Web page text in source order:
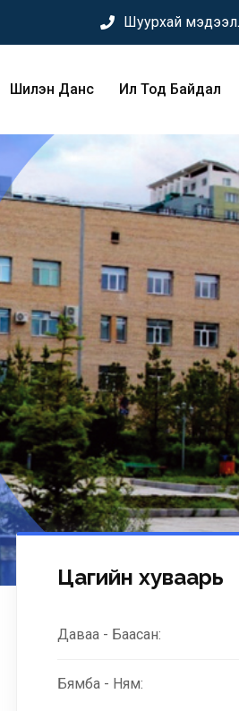
Шуурхай
Шилэн Данс Ил Тод Байдал
Цагийн хуваарь
Даваа - Баасан:
Бямба - Ням: